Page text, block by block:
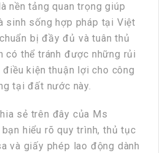
nền tảng quan trọng giúp
sinh sống hợp pháp tại Việt
bị đầy đủ và tuân thủ
có thể tránh được những rủi
kiện thuận lợi cho công
tại đất nước này.
sẻ trên đây của Ms
hiểu rõ quy trình, thủ tục
và giấy phép lao động dành